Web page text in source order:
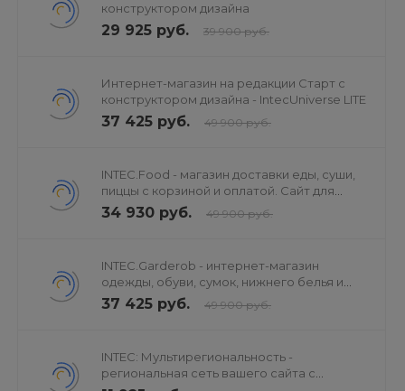
конструктором дизайна
29 925 руб. 39 900 руб.
Интернет-магазин на редакции Старт с
конструктором дизайна - IntecUniverse LITE
37 425 руб. 49 900 руб.
INTEC.Food - магазин доставки еды, суши,
пиццы с корзиной и оплатой. Сайт для
ресторанов и кафе
34 930 руб. 49 900 руб.
INTEC.Garderob - интернет-магазин
одежды, обуви, сумок, нижнего белья и
аксессуаров
37 425 руб. 49 900 руб.
INTEC: Мультирегиональность -
региональная сеть вашего сайта с